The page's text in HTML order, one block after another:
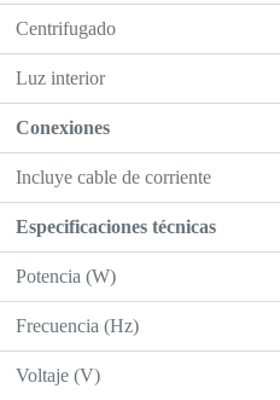
Centrifugado
Luz interior
Conexiones
Incluye cable de corriente
Especificaciones técnicas
Potencia (W)
Frecuencia (Hz)
Voltaje (V)